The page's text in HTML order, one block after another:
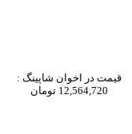
قیمت در اخوان شاپینگ :
12,564,720 تومان